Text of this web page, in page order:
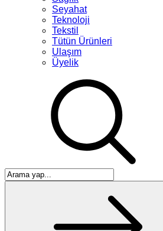
Seyahat
Teknoloji
Tekstil
Tütün Ürünleri
Ulaşım
Üyelik